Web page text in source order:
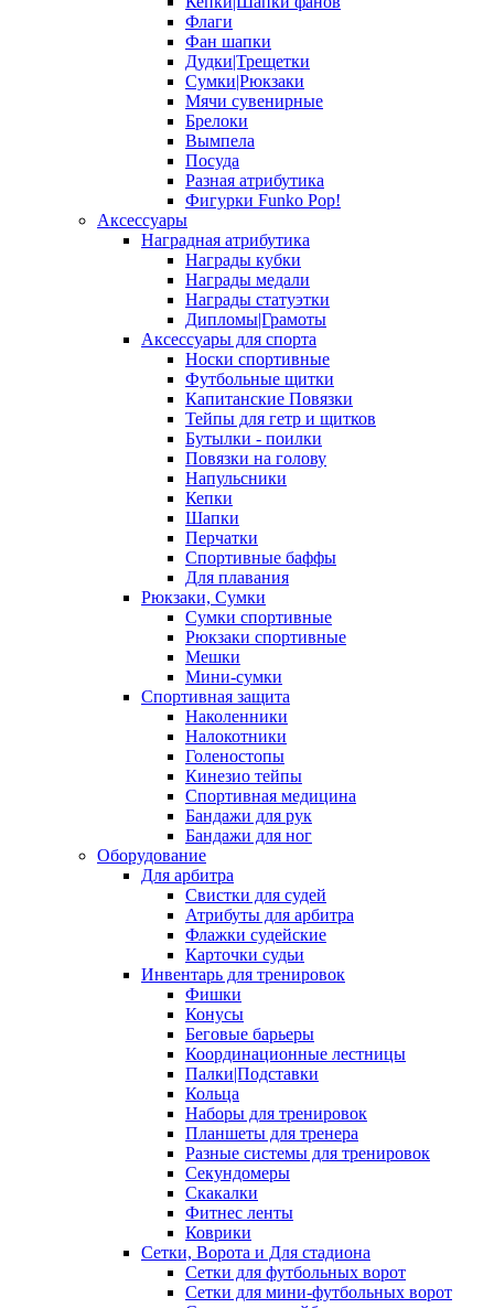
Флаги
Фан шапки
Дудки|Трещетки
Сумки|Рюкзаки
Мячи сувенирные
Брелоки
Вымпела
Посуда
Разная атрибутика
Фигурки Funko Pop!
Аксессуары
Наградная атрибутика
Награды кубки
Награды медали
Награды статуэтки
Дипломы|Грамоты
Аксессуары для спорта
Носки спортивные
Футбольные щитки
Капитанские Повязки
Тейпы для гетр и щитков
Бутылки - поилки
Повязки на голову
Напульсники
Кепки
Шапки
Перчатки
Спортивные баффы
Для плавания
Рюкзаки, Сумки
Сумки спортивные
Рюкзаки спортивные
Мешки
Мини-сумки
Спортивная защита
Наколенники
Налокотники
Голеностопы
Кинезио тейпы
Спортивная медицина
Бандажи для рук
Бандажи для ног
Оборудование
Для арбитра
Свистки для судей
Атрибуты для арбитра
Флажки судейские
Карточки судьи
Инвентарь для тренировок
Фишки
Конусы
Беговые барьеры
Координационные лестницы
Палки|Подставки
Кольца
Наборы для тренировок
Планшеты для тренера
Разные системы для тренировок
Секундомеры
Скакалки
Фитнес ленты
Коврики
Сетки, Ворота и Для стадиона
Сетки для футбольных ворот
Сетки для мини-футбольных ворот